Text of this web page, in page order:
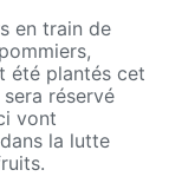
en train de
été plantés cet
réservé
vont
la lutte